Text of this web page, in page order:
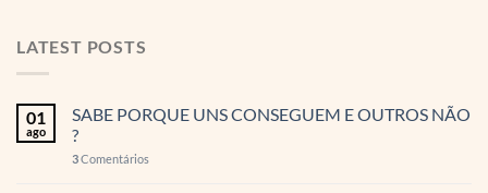
LATEST POSTS
01
ago
SABE PORQUE UNS CONSEGUEM E OUTROS NÃO
?
3Comentários